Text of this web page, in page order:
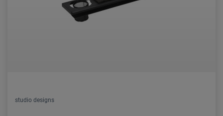
studio designs